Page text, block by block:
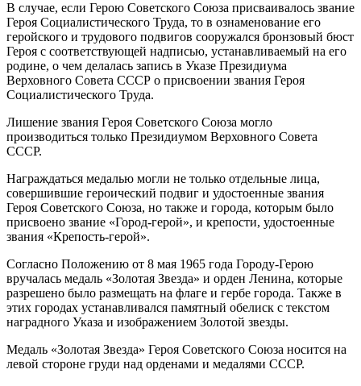
В случае, если Герою Советского Союза присваивалось звание
Героя Социалистического Труда, то в ознаменование его
геройского и трудового подвигов сооружался бронзовый бюст
Героя с соответствующей надписью, устанавливаемый на его
родине, о чем делалась запись в Указе Президиума
Верховного Совета СССР о присвоении звания Героя
Социалистического Труда.
Лишение звания Героя Советского Союза могло
производиться только Президиумом Верховного Совета
СССР.
Награждаться медалью могли не только отдельные лица,
совершившие героический подвиг и удостоенные звания
Героя Советского Союза, но также и города, которым было
присвоено звание «Город-герой», и крепости, удостоенные
звания «Крепость-герой».
Согласно Положению от 8 мая 1965 года Городу-Герою
вручалась медаль «Золотая Звезда» и орден Ленина, которые
разрешено было размещать на флаге и гербе города. Также в
этих городах устанавливался памятный обелиск с текстом
наградного Указа и изображением Золотой звезды.
Медаль «Золотая Звезда» Героя Советского Союза носится на
левой стороне груди над орденами и медалями СССР.